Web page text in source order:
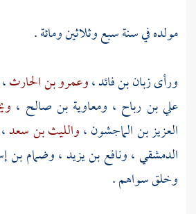
مولده في سنة سبع وثلاثين ومائة .
ورأىزبان بن فائد،وعمرو بن الحارث
علي بن رباح ، ومعاوية بن صالح ،
العزيز بن الماجشون،والليث بن سعد،
الدمشقي،ونافع بن يزيد،وضمام بن
وخلق سواهم .